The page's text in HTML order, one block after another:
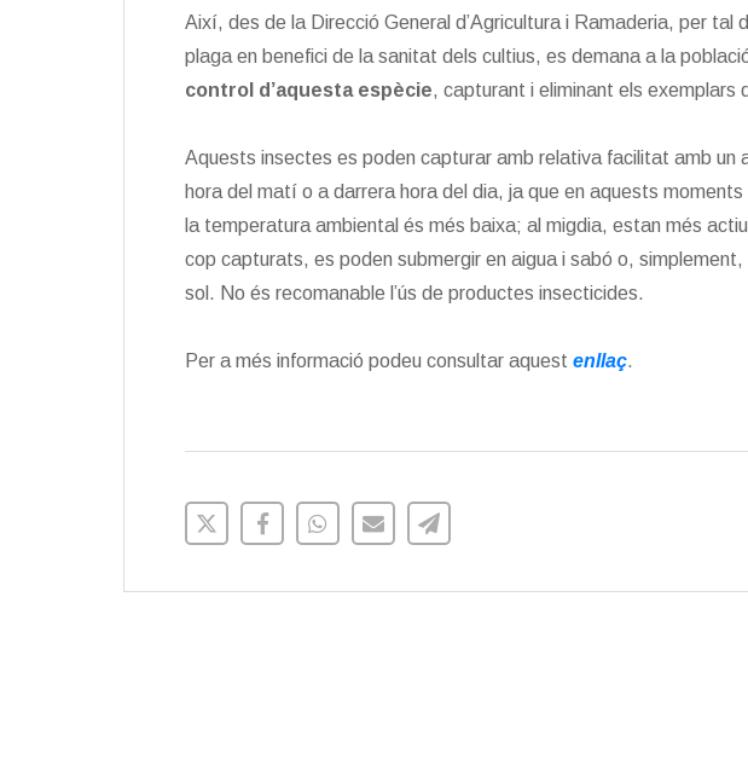
Així, des de la Direcció General d’Agricultura i Ramaderia, per tal
plaga en benefici de la sanitat dels cultius, es demana a la
control d’aquesta espècie, capturant i eliminant els exemplars
Aquests insectes es poden capturar amb relativa facilitat amb un
hora del matí o a darrera hora del dia, ja que en aquests
la temperatura ambiental és més baixa; al migdia, estan més
cop capturats, es poden submergir en aigua i sabó o, simplement,
sol. No és recomanable l’ús de productes insecticides.
Per a més informació podeu consultar aquest enllaç.